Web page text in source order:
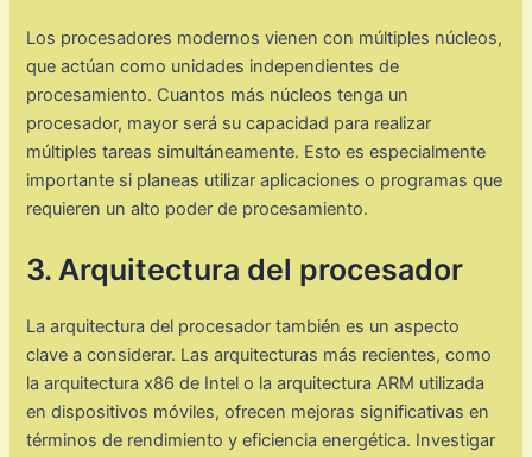
Los procesadores modernos vienen con múltiples núcleos,
que actúan como unidades independientes de
procesamiento. Cuantos más núcleos tenga un
procesador, mayor será su capacidad para realizar
múltiples tareas simultáneamente. Esto es especialmente
importante si planeas utilizar aplicaciones o programas que
requieren un alto poder de procesamiento.
3. Arquitectura del procesador
La arquitectura del procesador también es un aspecto
clave a considerar. Las arquitecturas más recientes, como
la arquitectura x86 de Intel o la arquitectura ARM utilizada
en dispositivos móviles, ofrecen mejoras significativas en
términos de rendimiento y eficiencia energética. Investigar